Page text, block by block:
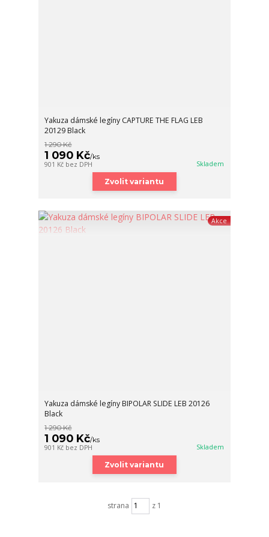
Yakuza dámské legíny CAPTURE THE FLAG LEB
20129 Black
1 290 Kč
1 090 Kč/ks
901 Kč bez DPH Skladem
Zvolit variantu
Akce
Yakuza dámské legíny BIPOLAR SLIDE LEB 20126
Black
1 290 Kč
1 090 Kč/ks
901 Kč bez DPH Skladem
Zvolit variantu
strana z 1